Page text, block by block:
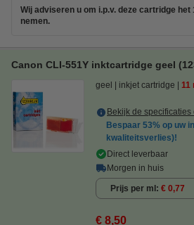
Wij adviseren u om i.p.v. deze cartridge
nemen.
Canon CLI-551Y inktcartridge geel
geel inkjet cartridge 11
Bekijk de
Bespaar 53% op uw
kwaliteitsverlies)!
Direct leverbaar
Morgen in huis
Prijs per ml € 0,77
€ 8,50